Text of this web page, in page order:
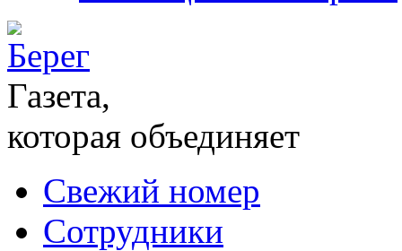
Газета,
которая объединяет
Свежий номер
Сотрудники